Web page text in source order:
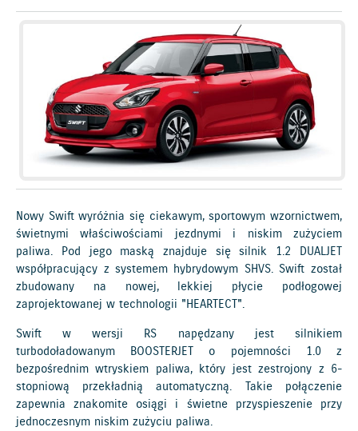
Nowy Swift wyróżnia się ciekawym, sportowym wzornictwem,
świetnymi właściwościami jezdnymi i niskim zużyciem
paliwa. Pod jego maską znajduje się silnik 1.2 DUALJET
współpracujący z systemem hybrydowym SHVS. Swift został
zbudowany na nowej, lekkiej płycie podłogowej
zaprojektowanej w technologii "HEARTECT".
Swift w wersji RS napędzany jest silnikiem
turbodoładowanym BOOSTERJET o pojemności 1.0 z
bezpośrednim wtryskiem paliwa, który jest zestrojony z 6-
stopniową przekładnią automatyczną. Takie połączenie
zapewnia znakomite osiągi i świetne przyspieszenie przy
jednoczesnym niskim zużyciu paliwa.